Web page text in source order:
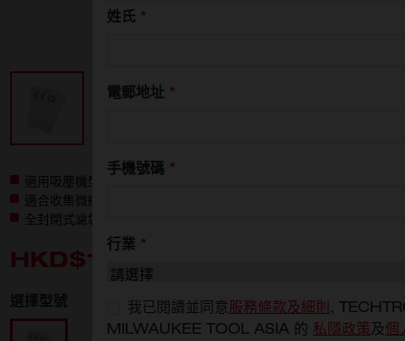
姓氏 *
電郵地址 *
手機號碼 *
行業 *
我已閱讀並同意服務條款及細則 ,
MILWAUKEE TOOL ASIA 的 私隱政策及個
適用吸塵機型號： M18 FPOVCL, M12 FVCL
適合收集微細粉塵
全封閉式濾袋可控制灰塵並充當預過濾器，以延長過濾器壽命
HKD$144
選擇型號
4932478762